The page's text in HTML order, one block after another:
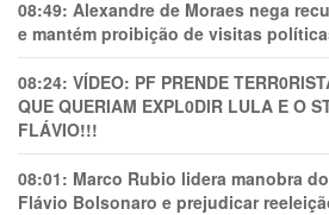
08:49: Alexandre de Moraes nega
e mantém proibição de visitas
08:24: VÍDEO: PF PRENDE
QUE QUERIAM EXPL0DlR LULA E O
FLÁVIO!!!
08:01: Marco Rubio lidera manobra
Flávio Bolsonaro e prejudicar